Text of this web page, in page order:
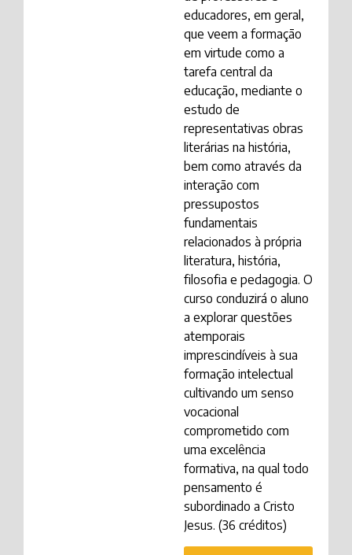
educadores, em geral,
que veem a formação
em virtude como a
tarefa central da
educação, mediante o
estudo de
representativas obras
literárias na história,
bem como através da
interação com
pressupostos
fundamentais
relacionados à própria
literatura, história,
filosofia e pedagogia. O
curso conduzirá o aluno
a explorar questões
atemporais
imprescindíveis à sua
formação intelectual
cultivando um senso
vocacional
comprometido com
uma excelência
formativa, na qual todo
pensamento é
subordinado a Cristo
Jesus. (36 créditos)